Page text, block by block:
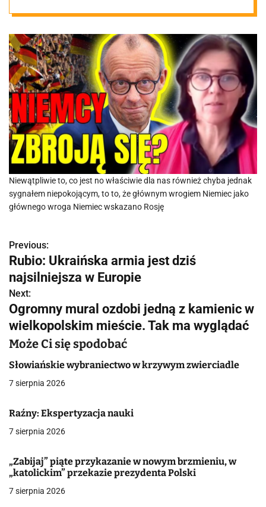
przetasować
układ sił w
Europie
Środkowej
Niewątpliwie to, co jest no właściwie dla nas również chyba jednak
sygnałem niepokojącym, to to, że głównym wrogiem Niemiec jako
głównego wroga Niemiec wskazano Rosję
N
a
w
i
g
a
c
j
a
p
i
Previous:
Rubio: Ukraińska armia jest dziś
najsilniejsza w Europie
Next:
Ogromny mural ozdobi jedną z kamienic w
wielkopolskim mieście. Tak ma wyglądać
Może Ci się spodobać
Słowiańskie wybraniectwo w krzywym zwierciadle
7 sierpnia 2026
Raźny: Ekspertyzacja nauki
7 sierpnia 2026
„Zabijaj” piąte przykazanie w nowym brzmieniu, w
„katolickim” przekazie prezydenta Polski
7 sierpnia 2026